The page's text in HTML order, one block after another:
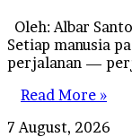
Oleh: Albar
Setiap manusia
perjalanan —
Read More »
Gagal
7 August, 2026